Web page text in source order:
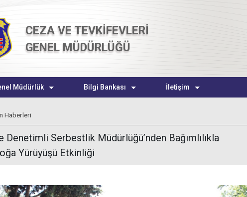
CEZA VE TEVKİFEVLERİ
GENEL MÜDÜRLÜĞÜ
Müdürlük Bilgi Bankası İletişim
Haberleri
Denetimli Serbestlik Müdürlüğü’nden Bağımlılıkla
Yürüyüşü Etkinliği